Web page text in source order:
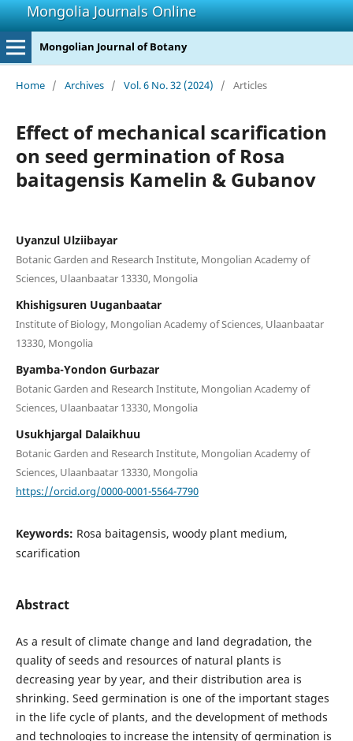
Mongolia Journals Online
Mongolian Journal of Botany
Home / Archives / Vol. 6 No. 32 (2024) / Articles
Effect of mechanical scarification
on seed germination of Rosa
baitagensis Kamelin & Gubanov
Uyanzul Ulziibayar
Botanic Garden and Research Institute, Mongolian Academy of
Sciences, Ulaanbaatar 13330, Mongolia
Khishigsuren Uuganbaatar
Institute of Biology, Mongolian Academy of Sciences, Ulaanbaatar
13330, Mongolia
Byamba-Yondon Gurbazar
Botanic Garden and Research Institute, Mongolian Academy of
Sciences, Ulaanbaatar 13330, Mongolia
Usukhjargal Dalaikhuu
Botanic Garden and Research Institute, Mongolian Academy of
Sciences, Ulaanbaatar 13330, Mongolia
https://orcid.org/0000-0001-5564-7790
Keywords: Rosa baitagensis, woody plant medium,
scarification
Abstract
As a result of climate change and land degradation, the
quality of seeds and resources of natural plants is
decreasing year by year, and their distribution area is
shrinking. Seed germination is one of the important stages
in the life cycle of plants, and the development of methods
and technologies to increase the intensity of germination is